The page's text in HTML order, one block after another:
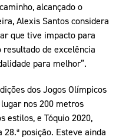
alcançado o
Alexis Santos considera
que tive impacto para
de excelência
para melhor”.
dos Jogos Olímpicos
nos 200 metros
estilos, e Tóquio 2020,
posição. Esteve ainda